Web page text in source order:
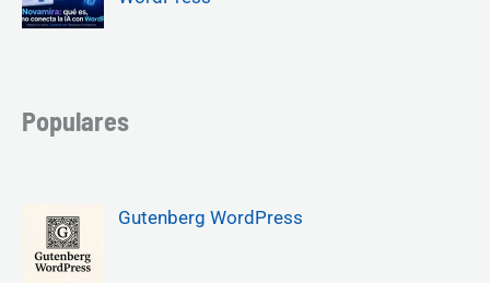
Populares
Gutenberg WordPress